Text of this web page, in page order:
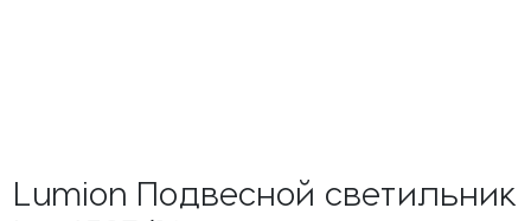
Lumion Подвесной светильник